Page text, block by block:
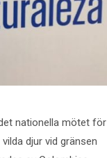
nationella mötet för
djur vid gränsen